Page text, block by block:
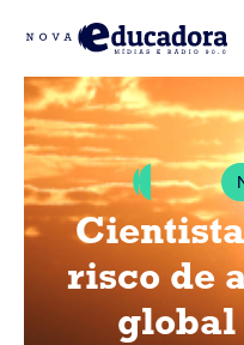
risco de
global